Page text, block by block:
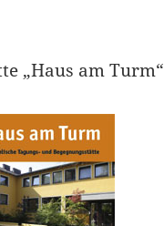
„Haus am Turm“